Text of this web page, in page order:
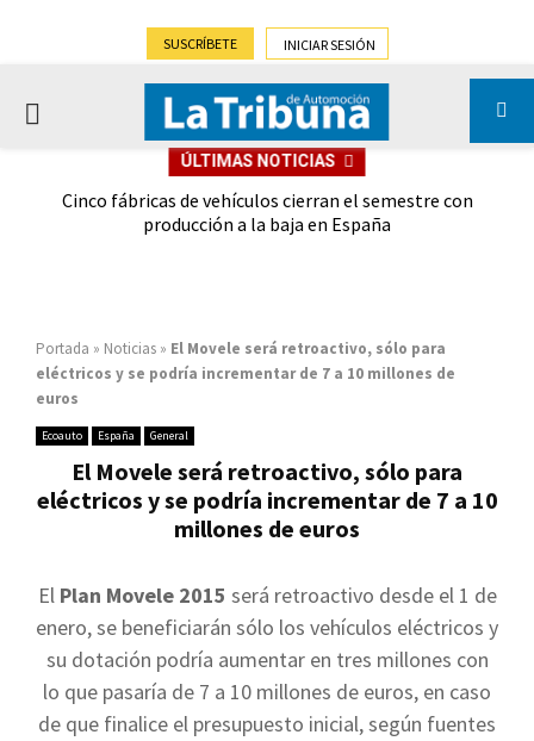
SUSCRÍBETE INICIAR SESIÓN
PRIMARY
ÚLTIMAS NOTICIAS
Cinco fábricas de vehículos cierran el semestre con
producción a la baja en España
Portada » Noticias » El Movele será retroactivo, sólo para
eléctricos y se podría incrementar de 7 a 10 millones de
euros
Ecoauto España General
El Movele será retroactivo, sólo para
eléctricos y se podría incrementar de 7 a 10
millones de euros
El Plan Movele 2015 será retroactivo desde el 1 de
enero, se beneficiarán sólo los vehículos eléctricos y
su dotación podría aumentar en tres millones con
lo que pasaría de 7 a 10 millones de euros, en caso
de que finalice el presupuesto inicial, según fuentes